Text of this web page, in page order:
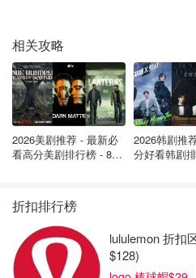
整个小学期间，我都是年级里
和中文学校，其他孩子都长得
不过，我在中文学校还是很吃
我是个隐形人。在中文学校，我
但在功夫学校，亨利师父给了我
相关攻略
2026美剧推荐 - 最新必
看高分美剧排行榜 - 8月
2026韩剧推
分好看韩剧
折扣排行榜
lululemon 折扣
$128)